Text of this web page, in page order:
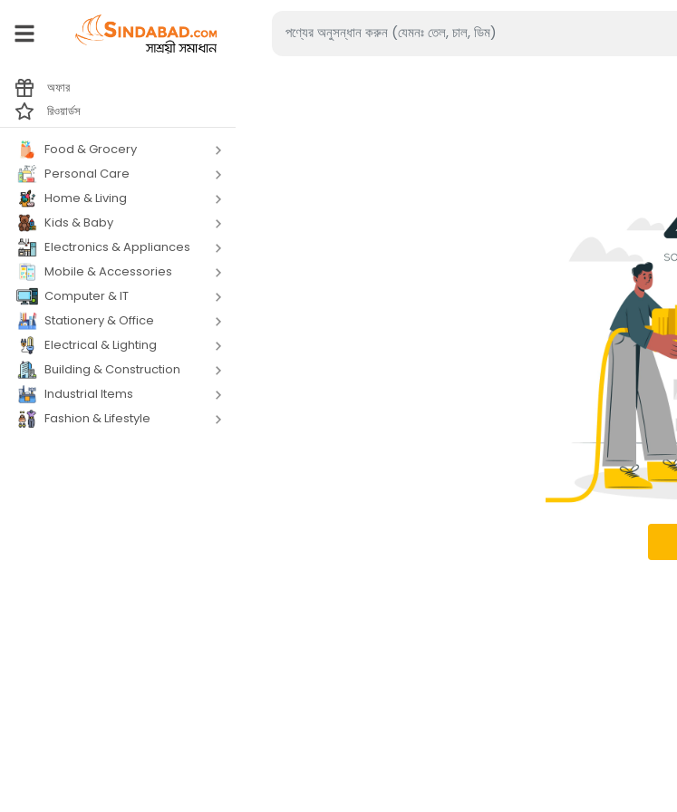
অফার
রিওয়ার্ডস
Food & Grocery
Personal Care
Home & Living
Kids & Baby
Electronics & Appliances
Mobile & Accessories
Computer & IT
Stationery & Office
Electrical & Lighting
Building & Construction
Industrial Items
Fashion & Lifestyle